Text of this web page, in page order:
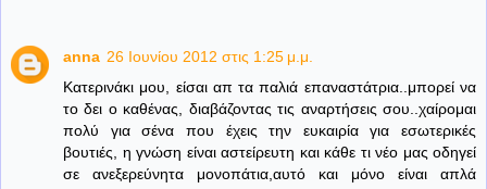
anna 26 Ιουνίου 2012 στις 1:25 μ.μ.
Κατερινάκι μου, είσαι απ τα παλιά επαναστάτρια..μπορεί να
το δει ο καθένας, διαβάζοντας τις αναρτήσεις σου..χαίρομαι
πολύ για σένα που έχεις την ευκαιρία για εσωτερικές
βουτιές, η γνώση είναι αστείρευτη και κάθε τι νέο μας οδηγεί
σε ανεξερεύνητα μονοπάτια,αυτό και μόνο είναι απλά